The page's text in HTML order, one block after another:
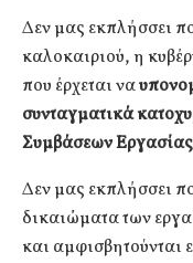
Δεν μας εκπλήσσει
καλοκαιριού, η
που έρχεται να
συνταγματικά
Συμβάσεων
Δεν μας εκπλήσσει
δικαιώματα των
και αμφισβητούνται